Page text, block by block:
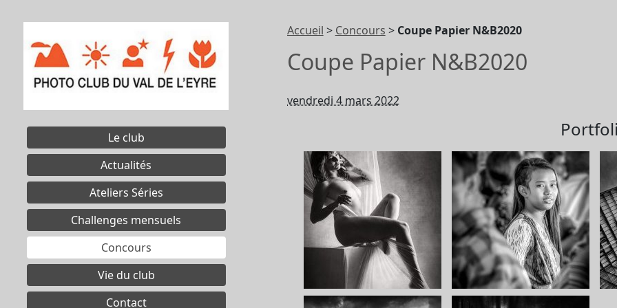
Le club
Actualités
Ateliers Séries
Challenges mensuels
Concours
Vie du club
Contact
Accueil > Concours > Coupe Papier N&B2020
Coupe Papier N&B2020
vendredi 4 mars 2022